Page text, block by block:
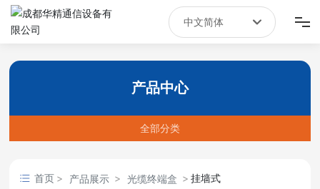
首页
新闻资讯
关于我们
中文简体
中文简体
产品中心
全部分类
首页 产品展示 光缆终端盒 挂墙式